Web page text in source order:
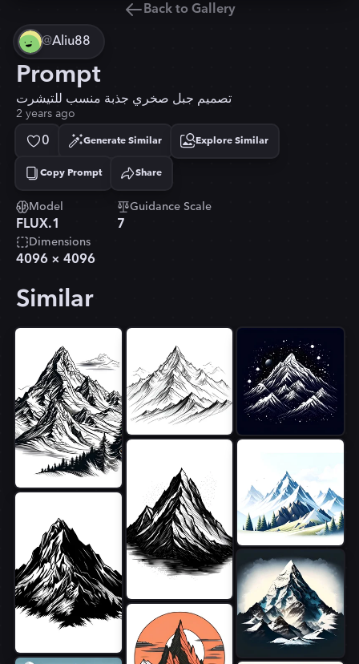
Back to Gallery
@Aliu88
Prompt
تصميم جبل صخري جذبة منسب للتيشرت
2 years ago
0 Generate Similar Explore Similar
Copy Prompt
Copied! Share
Model
FLUX.1
Guidance Scale
7
Dimensions
4096 × 4096
Similar